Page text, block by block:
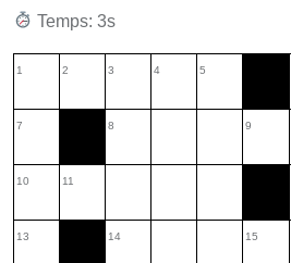
Temps: 3s
1 2 3 4 5
7 8 9
10 11
13 14 15